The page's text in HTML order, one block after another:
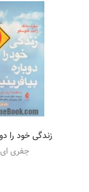
زندگی خود را
جفری